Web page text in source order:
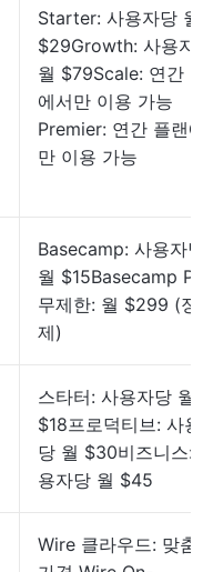
Starter: 사용자당 월
$29Growth: 사용자당
월 $79Scale: 연간 플
에서만 이용 가능
Premier: 연간 플랜에
만 이용 가능
Basecamp: 사용자당
월 $15Basecamp Pro
무제한: 월 $299 (정
제)
스타터: 사용자당 월
$18프로덕티브: 사용
당 월 $30비즈니스:
용자당 월 $45
Wire 클라우드: 맞춤